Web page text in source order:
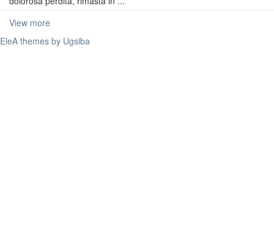
View more
EleA themes by Ugsiba